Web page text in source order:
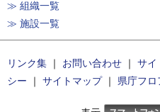
≫ 組織一覧
≫ 施設一覧
リンク集 ｜ お問い合わせ ｜ サイ
シー ｜ サイトマップ｜ 県庁フ